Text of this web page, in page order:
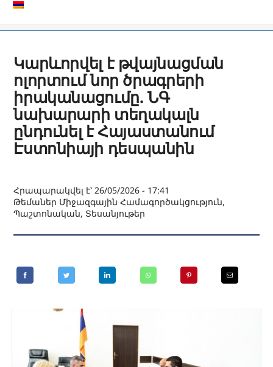
Կարևորվել է թվայնացման
ոլորտում նոր ծրագրերի
իրականացումը. ՆԳ
նախարարի տեղակալն
ընդունել է Հայաստանում
Էստոնիայի դեսպանին
Հրապարակվել է՝ 26/05/2026 - 17:41
Թեմաներ Միջազգային Համագործակցություն,
Պաշտոնական, Տեսանյութեր